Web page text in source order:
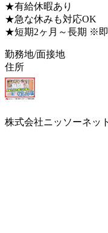
★有給休暇あり
★急な休みも対応OK
★短期2ヶ月～長期 ※
勤務地/面接地
住所
株式会社ニッソーネッ